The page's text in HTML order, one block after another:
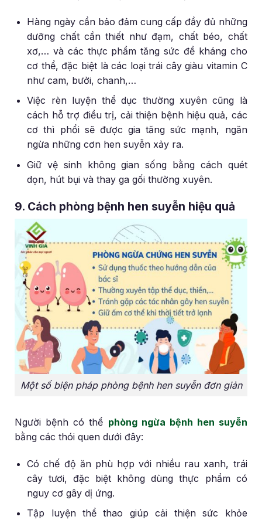
Hàng ngày cần bảo đảm cung cấp đầy đủ những
dưỡng chất cần thiết như đạm, chất béo, chất
xơ,… và các thực phẩm tăng sức đề kháng cho
cơ thể, đặc biệt là các loại trái cây giàu vitamin C
như cam, bưởi, chanh,…
Việc rèn luyện thể dục thường xuyên cũng là
cách hỗ trợ điều trị, cải thiện bệnh hiệu quả, các
cơ thì phổi sẽ được gia tăng sức mạnh, ngăn
ngừa những cơn hen suyễn xảy ra.
Giữ vệ sinh không gian sống bằng cách quét
dọn, hút bụi và thay ga gối thường xuyên.
9. Cách phòng bệnh hen suyễn hiệu quả
Một số biện pháp phòng bệnh hen suyễn đơn giản
Người bệnh có thể phòng ngừa bệnh hen suyễn
bằng các thói quen dưới đây:
Có chế độ ăn phù hợp với nhiều rau xanh, trái
cây tươi, đặc biệt không dùng thực phẩm có
nguy cơ gây dị ứng.
Tập luyện thể thao giúp cải thiện sức khỏe